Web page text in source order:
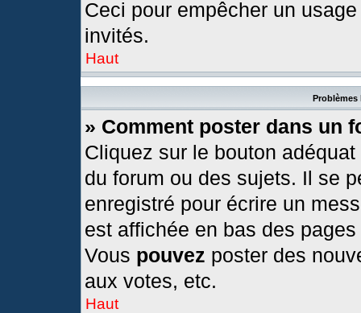
Ceci pour empêcher un
invités.
Haut
Problèmes
» Comment poster dans un
Cliquez sur le bouton
du forum ou des sujets. Il se
enregistré pour écrire un
est affichée en bas des
Vous pouvez poster des
aux votes, etc.
Haut